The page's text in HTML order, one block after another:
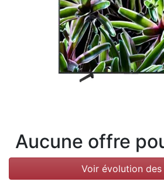
Aucune offre
Voir évolution